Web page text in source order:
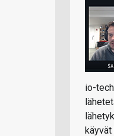
io-
käyvät